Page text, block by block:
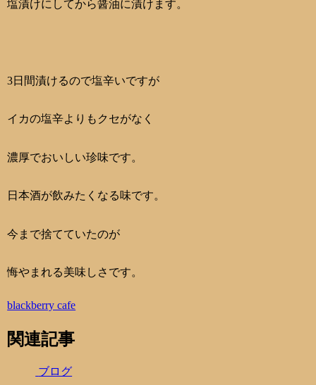
塩漬けにしてから醤油に漬けます。
3日間漬けるので塩辛いですが
イカの塩辛よりもクセがなく
濃厚でおいしい珍味です。
日本酒が飲みたくなる味です。
今まで捨てていたのが
悔やまれる美味しさです。
blackberry cafe
関連記事
ブログ